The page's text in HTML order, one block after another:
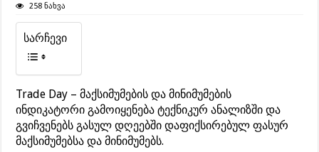
258 ნახვა
სარჩევი
Trade Day – მაქსიმუმების და მინიმუმების
ინდიკატორი გამოიყენება ტექნიკურ ანალიზში და
გვიჩვენებს გასულ დღეებში დაფიქსირებულ ფასურ
მაქსიმუმებსა და მინიმუმებს.